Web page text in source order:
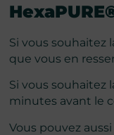
Si vous souhaitez
que vous en
Si vous souhaitez
minutes avant le
Vous pouvez